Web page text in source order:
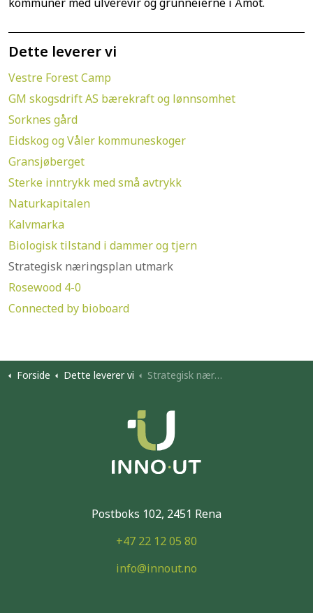
Dette leverer vi
Vestre Forest Camp
GM skogsdrift AS bærekraft og lønnsomhet
Sorknes gård
Eidskog og Våler kommuneskoger
Gransjøberget
Sterke inntrykk med små avtrykk
Naturkapitalen
Kalvmarka
Biologisk tilstand i dammer og tjern
Strategisk næringsplan utmark
Rosewood 4-0
Connected by bioboard
Forside Dette leverer vi Strategisk næringsplan utmark
Postboks 102, 2451 Rena
+47 22 12 05 80
info@innout.no